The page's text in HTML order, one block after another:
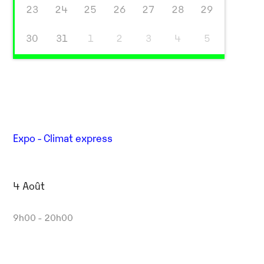
23 24 25 26 27 28 29
30 31 1 2 3 4 5
Expo - Climat express
4 Août
9h00 - 20h00